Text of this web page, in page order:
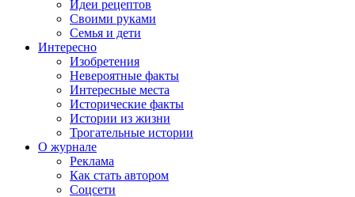
Идеи рецептов
Своими руками
Семья и дети
Интересно
Изобретения
Невероятные факты
Интересные места
Исторические факты
Истории из жизни
Трогательные истории
О журнале
Реклама
Как стать автором
Соцсети